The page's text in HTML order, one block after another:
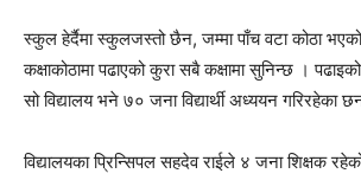
स्कुल हेर्दैमा स्कुलजस्तो छैन, जम्मा पाँच वटा कोठा
कक्षाकोठामा पढाएको कुरा सबै कक्षामा सुनिन्छ ।
सो विद्यालय भने ७० जना विद्यार्थी अध्ययन गरिरहेका
विद्यालयका प्रिन्सिपल सहदेव राईले ४ जना शिक्षक